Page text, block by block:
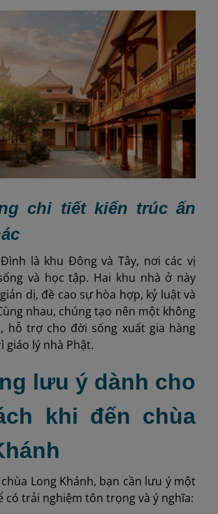
chi tiết kiến trúc ấn
là khu Đông và Tây, nơi các vị
và học tập. Hai khu nhà ở này
dị, đề cao sự hòa hợp, kỷ luật và
nhau, chúng tạo nên một không
hỗ trợ cho đời sống xuất gia hàng
giáo lý nhà Phật.
lưu ý dành cho
khi đến chùa
Long Khánh, bạn cần lưu ý một
có trải nghiệm tôn trọng và ý nghĩa: